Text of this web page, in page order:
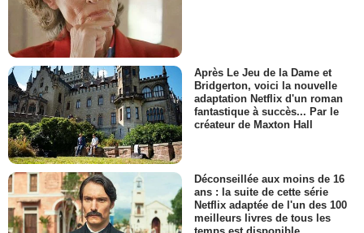
Après Le Jeu de la Dame et
Bridgerton, voici la nouvelle
adaptation Netflix d'un roman
fantastique à succès... Par le
créateur de Maxton Hall
Déconseillée aux moins de 16
ans : la suite de cette série
Netflix adaptée de l'un des 100
meilleurs livres de tous les